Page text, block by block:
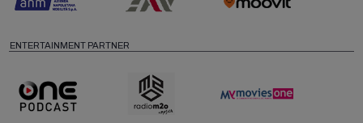
ENTERTAINMENT PARTNER